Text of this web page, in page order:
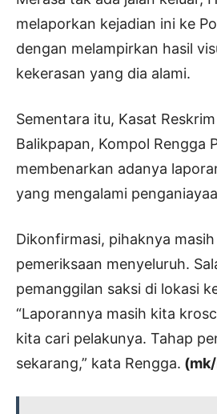
melaporkan kejadian ini ke
dengan melampirkan hasil
kekerasan yang dia alami.
Sementara itu, Kasat
Balikpapan, Kompol Rengga
membenarkan adanya
yang mengalami
Dikonfirmasi, pihaknya masih
pemeriksaan menyeluruh.
pemanggilan saksi di lokasi
“Laporannya masih kita
kita cari pelakunya. Tahap
sekarang,” kata Rengga.